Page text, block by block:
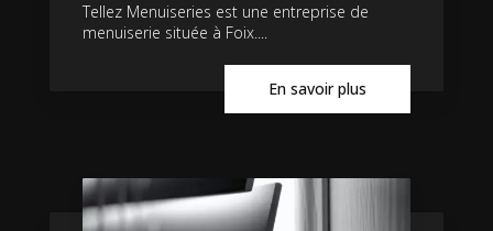
Tellez Menuiseries est une entreprise de
menuiserie située à Foix....
En savoir plus